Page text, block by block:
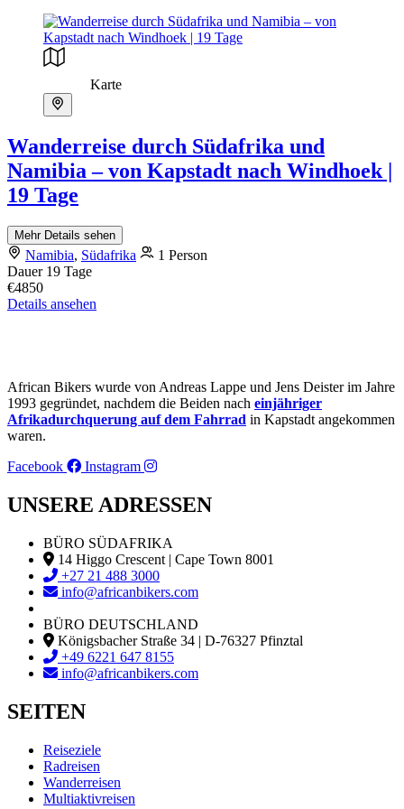
Karte
Wanderreise durch Südafrika und
Namibia – von Kapstadt nach Windhoek |
19 Tage
Mehr Details sehen
Namibia, Südafrika
1 Person
Dauer 19 Tage
€4850
Details ansehen
African Bikers wurde von Andreas Lappe und Jens Deister im Jahre
1993 gegründet, nachdem die Beiden nach einjähriger
Afrikadurchquerung auf dem Fahrrad in Kapstadt angekommen
waren.
Facebook
Instagram
UNSERE ADRESSEN
BÜRO SÜDAFRIKA
14 Higgo Crescent | Cape Town 8001
+27 21 488 3000
info@africanbikers.com
BÜRO DEUTSCHLAND
Königsbacher Straße 34 | D-76327 Pfinztal
+49 6221 647 8155
info@africanbikers.com
SEITEN
Reiseziele
Radreisen
Wanderreisen
Multiaktivreisen